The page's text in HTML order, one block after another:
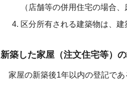
（店舗等の併用住宅の場合
区分所有される建築物は、
新築した家屋（注文住宅等）
家屋の新築後1年以内の登記であ